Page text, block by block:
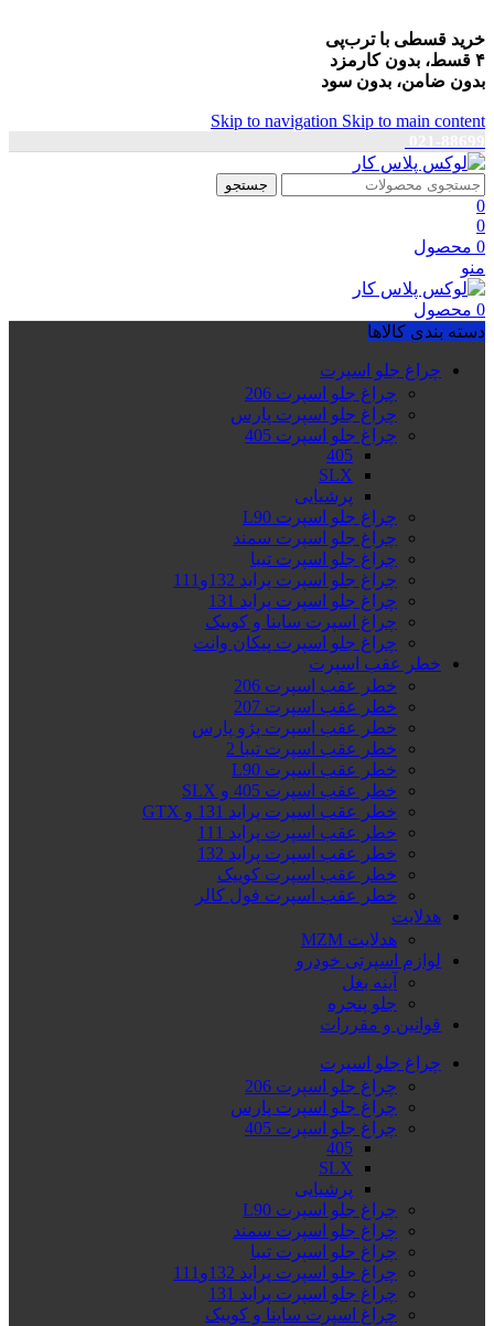
خرید قسطی با ترب‌پی
۴ قسط، بدون کارمزد
بدون ضامن، بدون سود
Skip to navigation Skip to main content
جستجو
0
0
0 محصول
منو
0 محصول
دسته بندی کالاها
چراغ جلو اسپرت
چراغ جلو اسپرت 206
چراغ جلو اسپرت پارس
چراغ جلو اسپرت 405
405
SLX
پرشیایی
چراغ جلو اسپرت L90
چراغ جلو اسپرت سمند
چراغ جلو اسپرت تیبا
چراغ جلو اسپرت پراید 132و111
چراغ جلو اسپرت پراید 131
چراغ اسپرت ساینا و کوییک
چراغ جلو اسپرت پیکان وانت
خطر عقب اسپرت
خطر عقب اسپرت 206
خطر عقب اسپرت 207
خطر عقب اسپرت پژو پارس
خطر عقب اسپرت تیبا 2
خطر عقب اسپرت L90
خطر عقب اسپرت 405 و SLX
خطر عقب اسپرت پراید 131 و GTX
خطر عقب اسپرت پراید 111
خطر عقب اسپرت پراید 132
خطر عقب اسپرت کوییک
خطر عقب اسپرت فول کالر
هدلایت
هدلایت MZM
لوازم اسپرتی خودرو
آینه بغل
جلو پنجره
قوانین و مقررات
چراغ جلو اسپرت
چراغ جلو اسپرت 206
چراغ جلو اسپرت پارس
چراغ جلو اسپرت 405
405
SLX
پرشیایی
چراغ جلو اسپرت L90
چراغ جلو اسپرت سمند
چراغ جلو اسپرت تیبا
چراغ جلو اسپرت پراید 132و111
چراغ جلو اسپرت پراید 131
چراغ اسپرت ساینا و کوییک